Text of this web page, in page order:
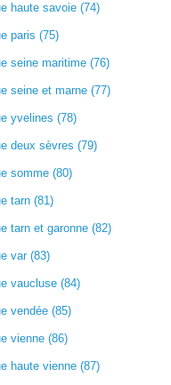
haute savoie (74)
paris (75)
seine maritime (76)
seine et marne (77)
yvelines (78)
deux sèvres (79)
somme (80)
tarn (81)
tarn et garonne (82)
var (83)
vaucluse (84)
vendée (85)
vienne (86)
haute vienne (87)